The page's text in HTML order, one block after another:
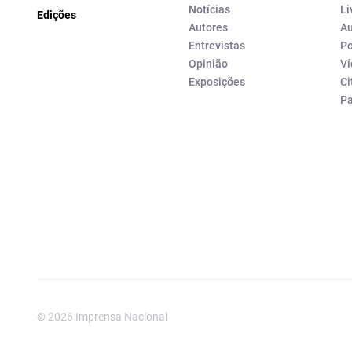
Edições
Notícias
Autores
Entrevistas
Opinião
Exposições
© 2026 Imprensa Nacional